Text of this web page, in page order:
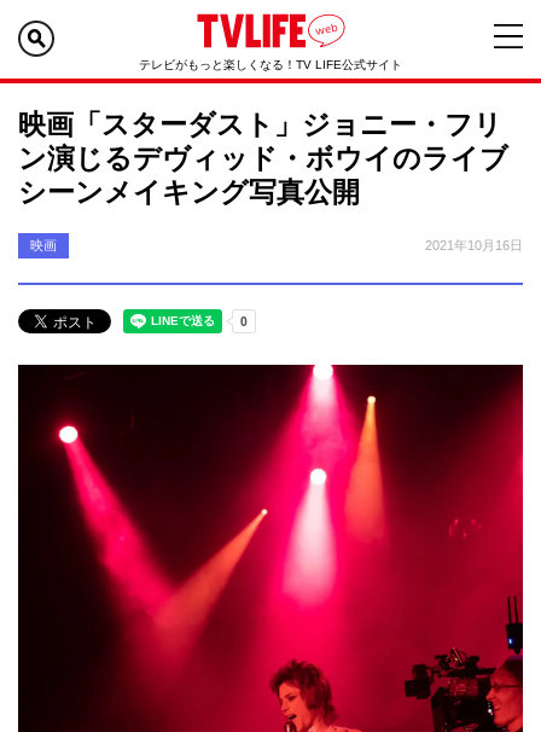
テレビがもっと楽しくなる！TV LIFE公式サイト
映画「スターダスト」ジョニー・フリ
ン演じるデヴィッド・ボウイのライブ
シーンメイキング写真公開
映画 2021年10月16日